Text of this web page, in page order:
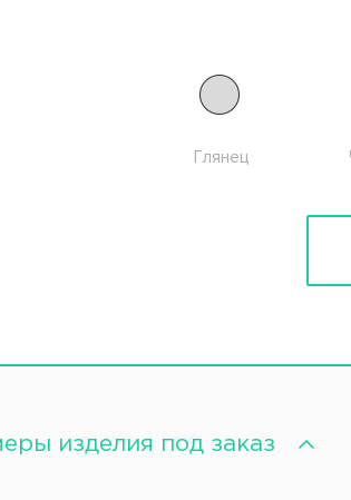
Глянец
изделия под заказ